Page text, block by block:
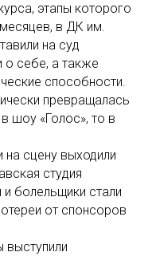
этапы которого
в ДК им.
на суд
о себе, а также
способности.
превращалась
шоу «Голос», то в
сцену выходили
студия
болельщики стали
от спонсоров
выступили